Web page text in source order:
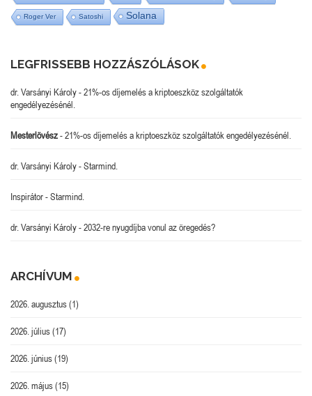
Roger Ver Satoshi Solana
LEGFRISSEBB HOZZÁSZÓLÁSOK
dr. Varsányi Károly-21%-os díjemelés a kriptoeszköz szolgáltatók
engedélyezésénél.
Mesterlövész-21%-os díjemelés a kriptoeszköz szolgáltatók engedélyezésénél.
dr. Varsányi Károly-Starmind.
Inspirátor-Starmind.
dr. Varsányi Károly-2032-re nyugdíjba vonul az öregedés?
ARCHÍVUM
2026. augusztus(1)
2026. július(17)
2026. június(19)
2026. május(15)